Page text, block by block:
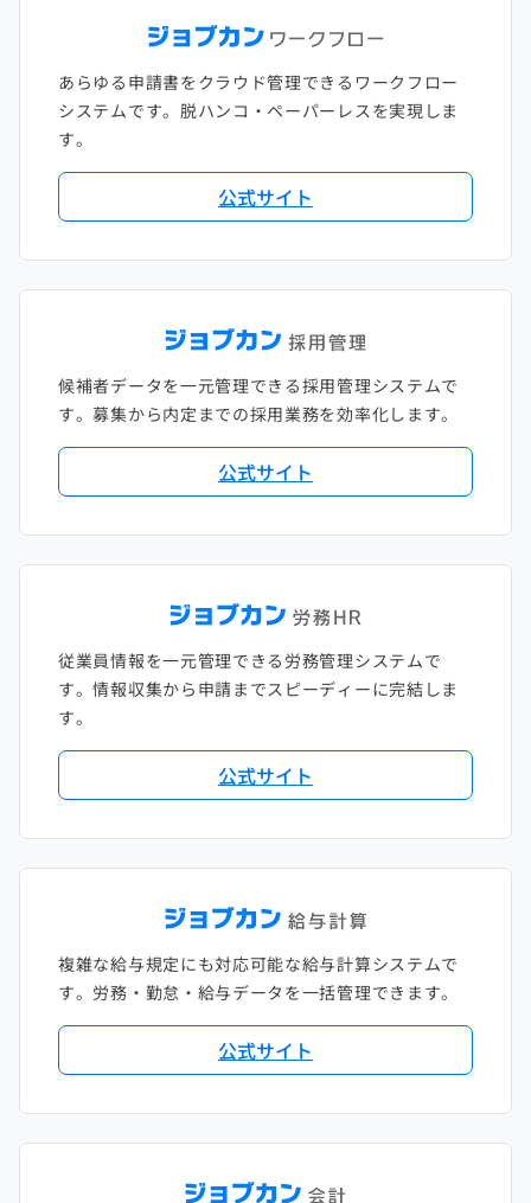
あらゆる申請書をクラウド管理できるワークフロー
システムです。脱ハンコ・ペーパーレスを実現しま
す。
公式サイト
候補者データを一元管理できる採用管理システムで
す。募集から内定までの採用業務を効率化します。
公式サイト
従業員情報を一元管理できる労務管理システムで
す。情報収集から申請までスピーディーに完結しま
す。
公式サイト
複雑な給与規定にも対応可能な給与計算システムで
す。労務・勤怠・給与データを一括管理できます。
公式サイト